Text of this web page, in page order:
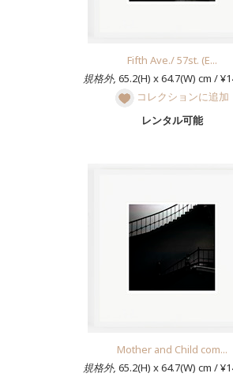
Fifth Ave./ 57st. (E...
規格外, 65.2(H) x 64.7(W) cm /
コレクションに追加
レンタル可能
Mother and Child com...
規格外, 65.2(H) x 64.7(W) cm /